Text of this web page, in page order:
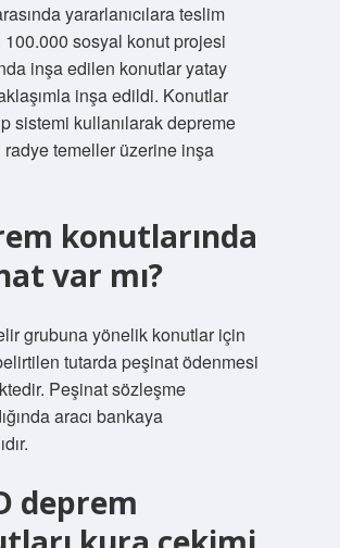
yararlanıcılara teslim
sosyal konut projesi
inşa edilen konutlar yatay
inşa edildi. Konutlar
sistemi kullanılarak depreme
radye temeller üzerine inşa
konutlarında
var mı?
grubuna yönelik konutlar için
tutarda peşinat ödenmesi
Peşinat sözleşme
aracı bankaya
deprem